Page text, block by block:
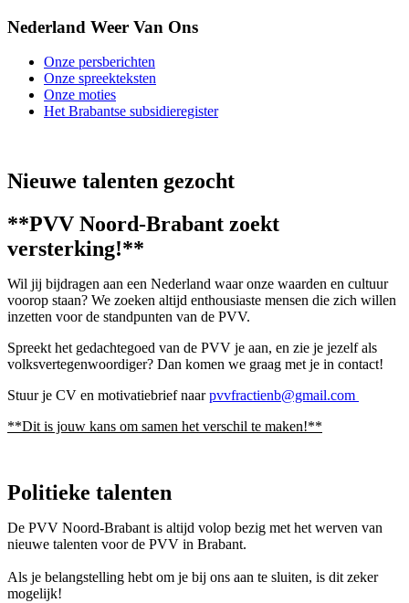
Nederland Weer Van Ons
Onze persberichten
Onze spreekteksten
Onze moties
Het Brabantse subsidieregister
Nieuwe talenten gezocht
**PVV Noord-Brabant zoekt
versterking!**
Wil jij bijdragen aan een Nederland waar onze waarden en cultuur
voorop staan? We zoeken altijd enthousiaste mensen die zich willen
inzetten voor de standpunten van de PVV.
Spreekt het gedachtegoed van de PVV je aan, en zie je jezelf als
volksvertegenwoordiger? Dan komen we graag met je in contact!
Stuur je CV en motivatiebrief naarpvvfractienb@gmail.com
**Dit is jouw kans om samen het verschil te maken!**
Politieke talenten
De PVV Noord-Brabant is altijd volop bezig met het werven van
nieuwe talenten voor de PVV in Brabant.
Als je belangstelling hebt om je bij ons aan te sluiten, is dit zeker
mogelijk!